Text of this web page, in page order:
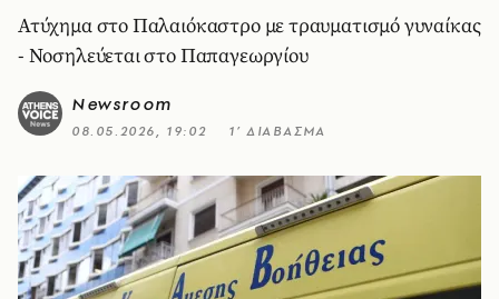
Ατύχημα στο Παλαιόκαστρο με τραυματισμό γυναίκας
- Νοσηλεύεται στο Παπαγεωργίου
Newsroom
08.05.2026, 19:02 1’ ΔΙΑΒΑΣΜΑ